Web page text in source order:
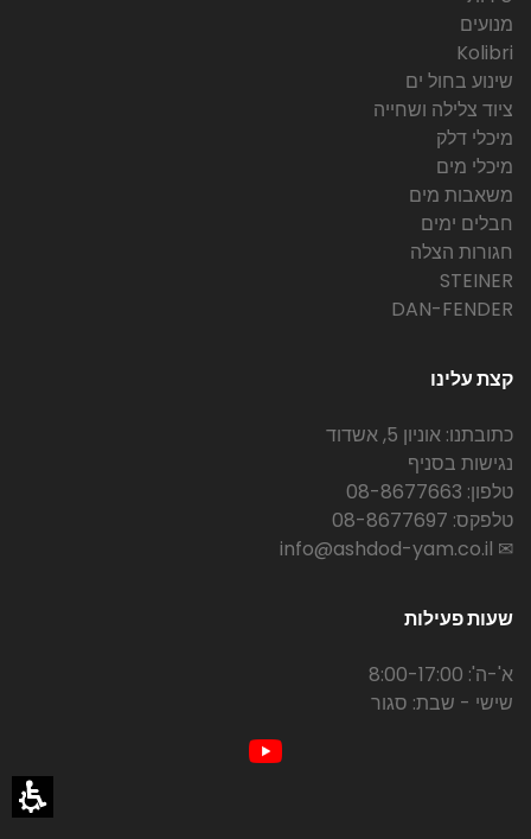
מנועים
Kolibri
שינוע בחול ים
ציוד צלילה ושחייה
מיכלי דלק
מיכלי מים
משאבות מים
חבלים ימים
חגורות הצלה
STEINER
DAN-FENDER
קצת עלינו
כתובתנו: אוניון 5, אשדוד
נגישות בסניף
טלפון: 08-8677663
טלפקס: 08-8677697
✉ info@ashdod-yam.co.il
שעות פעילות
א'-ה': 8:00-17:00
שישי - שבת: סגור